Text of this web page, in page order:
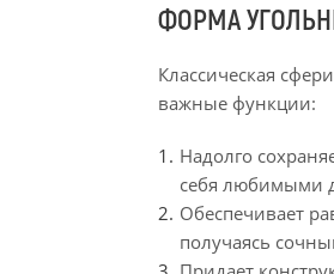
ФОРМА
Классическая
важные функции:
Надолго
себя любимыми
Обеспечивает
получаясь